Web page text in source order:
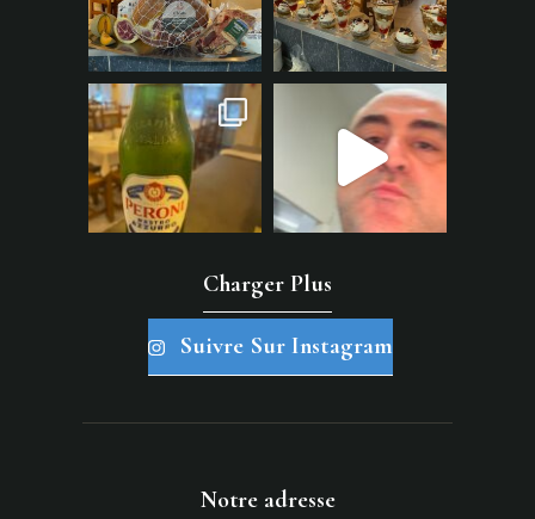
Charger Plus
Suivre Sur Instagram
Notre adresse